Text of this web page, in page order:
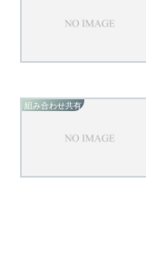
組み合わせ共有